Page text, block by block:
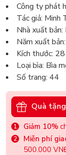
Công ty phát
Tác giả: Minh
Nhà xuất
Năm xuất
Kích thước:
Loại bìa: Bìa
Số trang: 44
Quà
Giảm 10%
Miễn phí
500.000